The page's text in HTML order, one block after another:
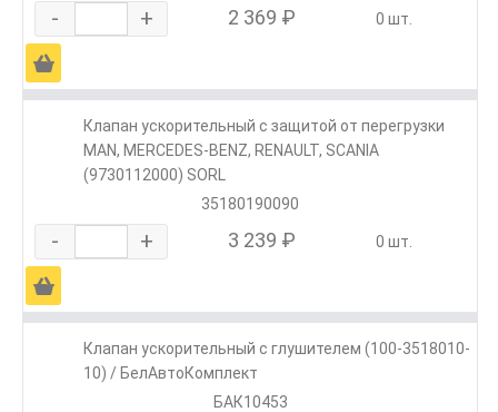
- + 2 369 ₽ 0 шт.
Ä
Клапан ускорительный с защитой от перегрузки
MAN, MERCEDES-BENZ, RENAULT, SCANIA
(9730112000) SORL
35180190090
- + 3 239 ₽ 0 шт.
Ä
Клапан ускорительный с глушителем (100-3518010-
10) / БелАвтоКомплект
БАК10453